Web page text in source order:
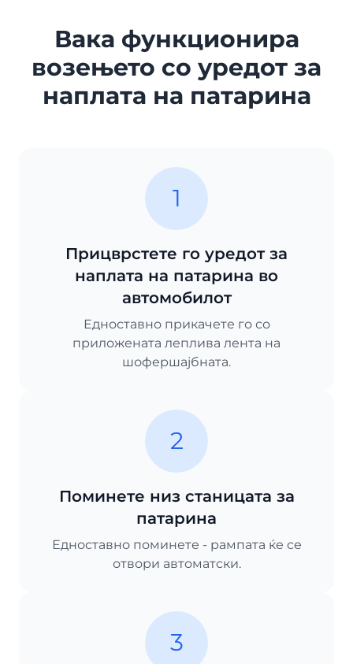
Вака функционира
возењето со уредот за
наплата на патарина
1
Прицврстете го уредот за
наплата на патарина во
автомобилот
Едноставно прикачете го со
приложената леплива лента на
шофершајбната.
2
Поминете низ станицата за
патарина
Едноставно поминете - рампата ќе се
отвори автоматски.
3